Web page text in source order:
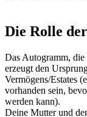
Die Rolle
Das Autogramm,
erzeugt den
Vermögens/Estates
vorhanden sein,
werden kann).
Deine Mutter und